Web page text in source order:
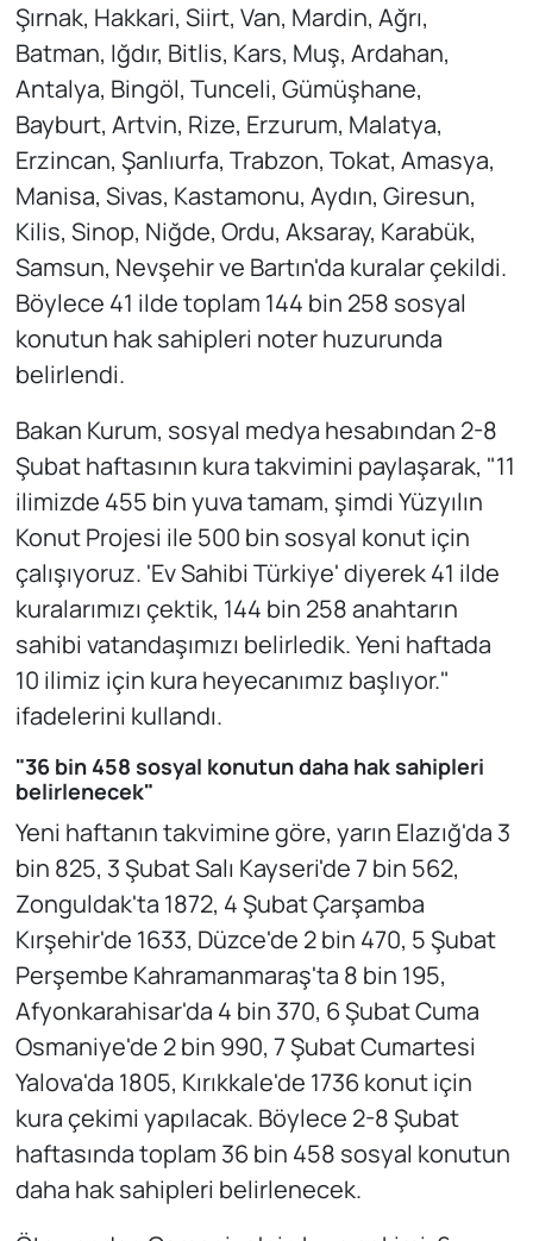
Şırnak, Hakkari, Siirt, Van, Mardin, Ağrı,
Batman, Iğdır, Bitlis, Kars, Muş, Ardahan,
Antalya, Bingöl, Tunceli, Gümüşhane,
Bayburt, Artvin, Rize, Erzurum, Malatya,
Erzincan, Şanlıurfa, Trabzon, Tokat, Amasya,
Manisa, Sivas, Kastamonu, Aydın, Giresun,
Kilis, Sinop, Niğde, Ordu, Aksaray, Karabük,
Samsun, Nevşehir ve Bartın'da kuralar çekildi.
Böylece 41 ilde toplam 144 bin 258 sosyal
konutun hak sahipleri noter huzurunda
belirlendi.
Bakan Kurum, sosyal medya hesabından 2-8
Şubat haftasının kura takvimini paylaşarak, "11
ilimizde 455 bin yuva tamam, şimdi Yüzyılın
Konut Projesi ile 500 bin sosyal konut için
çalışıyoruz. 'Ev Sahibi Türkiye' diyerek 41 ilde
kuralarımızı çektik, 144 bin 258 anahtarın
sahibi vatandaşımızı belirledik. Yeni haftada
10 ilimiz için kura heyecanımız başlıyor."
ifadelerini kullandı.
"36 bin 458 sosyal konutun daha hak sahipleri
belirlenecek"
Yeni haftanın takvimine göre, yarın Elazığ'da 3
bin 825, 3 Şubat Salı Kayseri'de 7 bin 562,
Zonguldak'ta 1872, 4 Şubat Çarşamba
Kırşehir'de 1633, Düzce'de 2 bin 470, 5 Şubat
Perşembe Kahramanmaraş'ta 8 bin 195,
Afyonkarahisar'da 4 bin 370, 6 Şubat Cuma
Osmaniye'de 2 bin 990, 7 Şubat Cumartesi
Yalova'da 1805, Kırıkkale'de 1736 konut için
kura çekimi yapılacak. Böylece 2-8 Şubat
haftasında toplam 36 bin 458 sosyal konutun
daha hak sahipleri belirlenecek.